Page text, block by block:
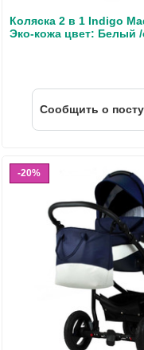
Коляска 2 в 1 Indigo
Эко-кожа цвет: Белый
Cообщить о
20%